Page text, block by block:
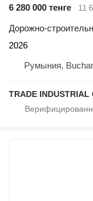
6 280 000 тенге 11
Дорожно-
2026
Румыния,
TRADE INDUSTRIAL